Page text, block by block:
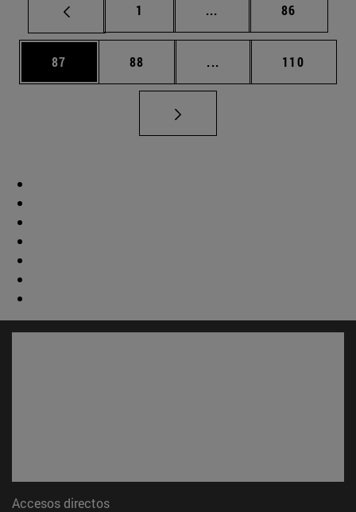
Página
1 ... Páginas intermedias
Página
86
Página
87 Página
88 ... Páginas intermedias
Página
110
Accesos directos